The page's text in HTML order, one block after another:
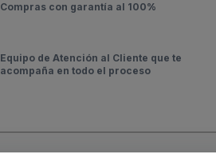
Compras con garantía al 100%
Equipo de Atención al Cliente que te
acompaña en todo el proceso